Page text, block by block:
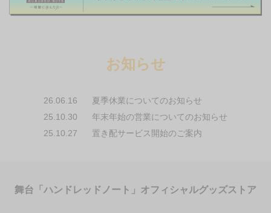
お知らせ
26.06.16
夏季休業についてのお知らせ
25.10.30
年末年始の営業についてのお知らせ
25.10.27
置き配サービス開始のご案内
舞台「ハンドレッドノート」オフィシャルグッズストア